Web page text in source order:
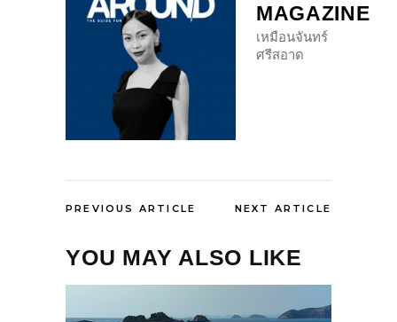
MAGAZINE
เหมือนจันทร์
ศรีสอาด
PREVIOUS ARTICLE NEXT ARTICLE
YOU MAY ALSO LIKE